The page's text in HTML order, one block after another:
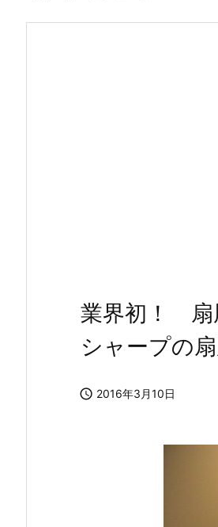
業界初！ 扇
シャープの
 2016年3月10日